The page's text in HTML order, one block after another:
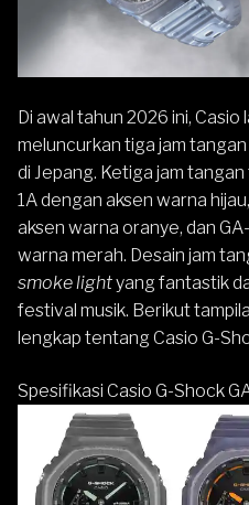
Di awal tahun 2026 ini, Casio
meluncurkan tiga jam tangan
di Jepang. Ketiga jam
1A dengan aksen warna
aksen warna oranye, dan
warna merah. Desain jam
smoke lightyang fantastik
festival musik. Berikut
lengkap tentang Casio G-
Spesifikasi Casio G-Shock